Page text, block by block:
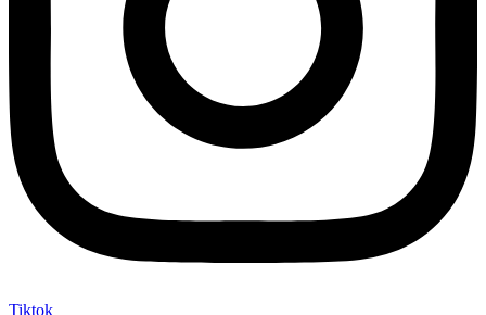
Tiktok